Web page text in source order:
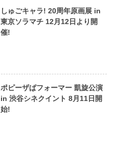
しゅごキャラ! 20周年原画展 in
東京ソラマチ 12月12日より開
催!
ポピーザぱフォーマー 凱旋公演
in 渋谷シネクイント 8月11日開
始!